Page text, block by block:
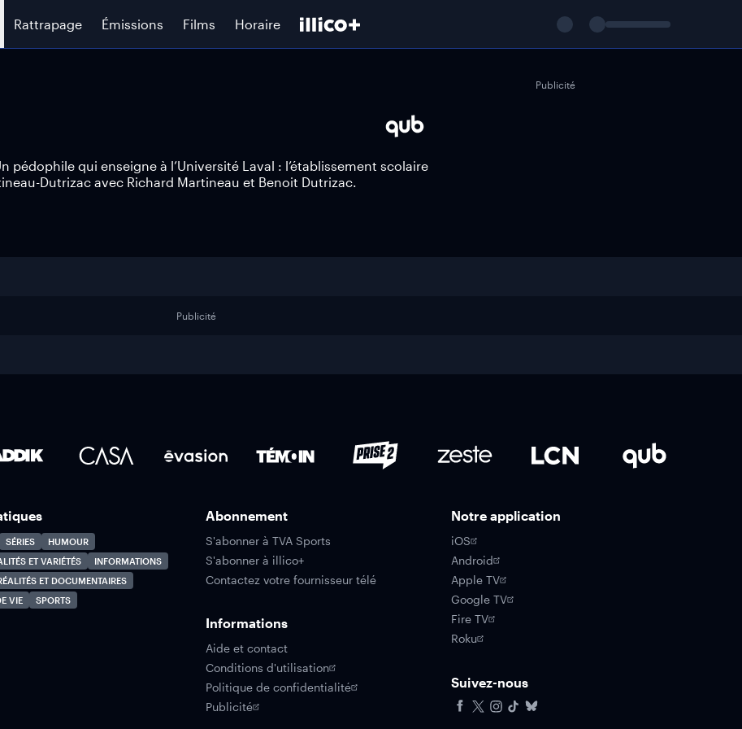
Rattrapage Émissions Films Horaire
pédophile qui enseigne à l’Université Laval : l’établissement scolaire
Dutrizac avec Richard Martineau et Benoit Dutrizac.
Publicité
Publicité
SÉRIES
HUMOUR
ET VARIÉTÉS
INFORMATIONS
ET DOCUMENTAIRES
VIE
SPORTS
Abonnement
S'abonner à TVA Sports
S'abonner à illico+
Contactez votre fournisseur télé
Informations
Aide et contact
Conditions d'utilisation
Politique de confidentialité
Publicité
Notre application
iOS
Android
Apple TV
Google TV
Fire TV
Roku
Suivez-nous